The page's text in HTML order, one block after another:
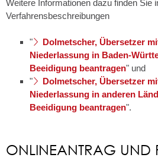
Weitere Informationen dazu finden Sie
Verfahrensbeschreibungen
"
Dolmetscher, Übersetzer
Niederlassung in Baden-
Beeidigung beantragen" und
"
Dolmetscher, Übersetzer
Niederlassung in anderen
Beeidigung beantragen".
ONLINEANTRAG UND